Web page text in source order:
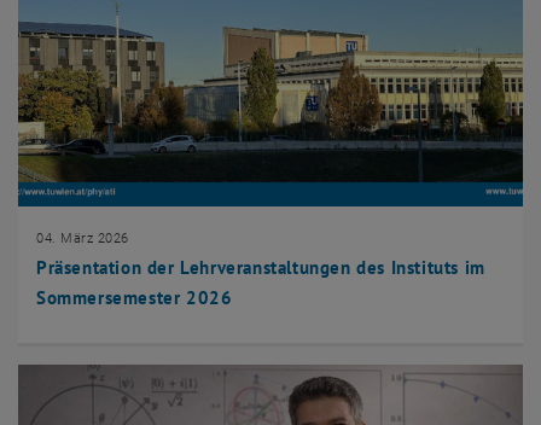
Präsentation der Lehrveranstaltungen des Instituts im
Sommersemester 2026
04. März 2026